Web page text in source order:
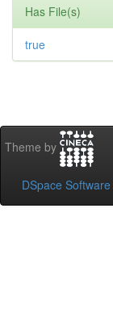
Has File(s)
true
Theme by
DSpace Software